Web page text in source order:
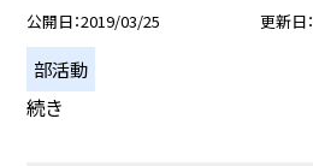
公開日 2019/03/25 更新日
部活動
続き